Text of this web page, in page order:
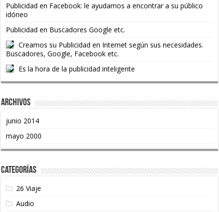
Publicidad en Facebook: le ayudamos a encontrar a su público
idóneo
Publicidad en Buscadores Google etc.
Creamos su Publicidad en Internet según sus necesidades.
Buscadores, Google, Facebook etc.
Es la hora de la publicidad inteligente
Archivos
junio 2014
mayo 2000
Categorías
26 Viaje
Audio